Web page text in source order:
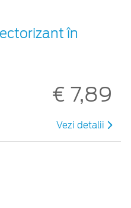
în
€ 7,89
Vezi detalii